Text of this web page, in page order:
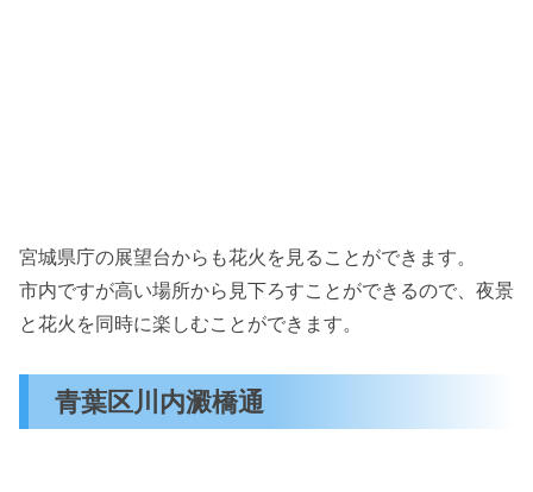
宮城県庁の展望台からも花火を見ることができます。
市内ですが高い場所から見下ろすことができるので、夜景
と花火を同時に楽しむことができます。
青葉区川内澱橋通